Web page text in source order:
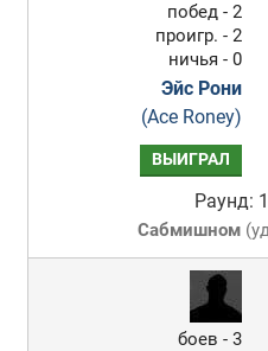
побед - 2
проигр. - 2
ничья - 0
Эйс Рони
(Ace Roney)
ВЫИГРАЛ
Раунд: 1
Сабмишном(
боев - 3